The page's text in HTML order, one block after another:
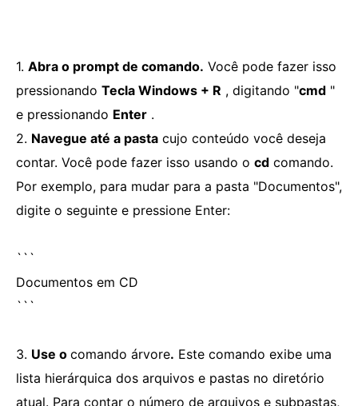
1. Abra o prompt de comando. Você pode fazer isso
pressionando Tecla Windows + R , digitando "cmd "
e pressionando Enter .
2. Navegue até a pasta cujo conteúdo você deseja
contar. Você pode fazer isso usando o cd comando.
Por exemplo, para mudar para a pasta "Documentos",
digite o seguinte e pressione Enter:
```
Documentos em CD
```
3. Use o comando árvore. Este comando exibe uma
lista hierárquica dos arquivos e pastas no diretório
atual. Para contar o número de arquivos e subpastas,